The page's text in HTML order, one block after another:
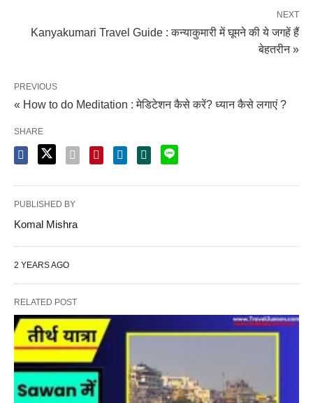
NEXT
Kanyakumari Travel Guide : कन्याकुमारी में घूमने की ये जगहें हैं
बेहतरीन »
PREVIOUS
« How to do Meditation : मेडिटेशन कैसे करें? ध्यान कैसे लगाएं ?
SHARE
PUBLISHED BY
Komal Mishra
2 YEARS AGO
RELATED POST